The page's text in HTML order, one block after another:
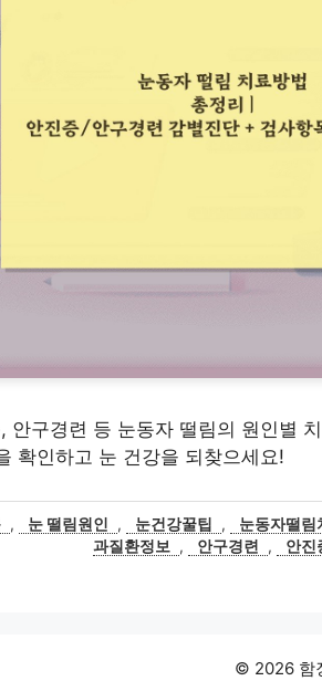
구경련 등 눈동자 떨림의 원인별
확인하고 눈 건강을 되찾으세요!
, 눈 떨림원인 , 눈건강꿀팁 , 눈동자떨림
과질환정보
, 안구경련 , 안진
© 2026 함